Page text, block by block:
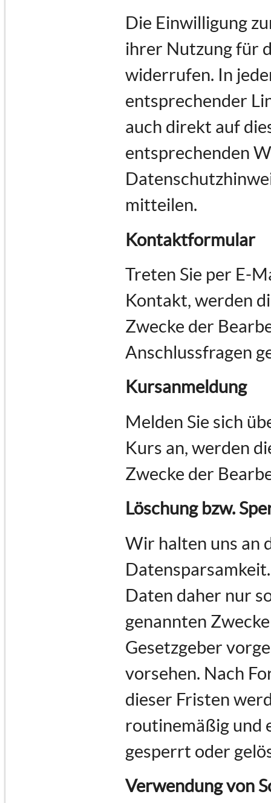
Die Einwilligung
ihrer Nutzung für
widerrufen. In
entsprechender
auch direkt auf
entsprechenden
mitteilen.
Kontaktformular
Treten Sie per E-
Kontakt, werden
Zwecke der
Anschlussfragen
Kursanmeldung
Melden Sie sich
Kurs an, werden
Zwecke der
Löschung bzw.
Wir halten uns an
Daten daher nur
genannten
Gesetzgeber
vorsehen. Nach
dieser Fristen
routinemäßig und
gesperrt oder
Verwendung von